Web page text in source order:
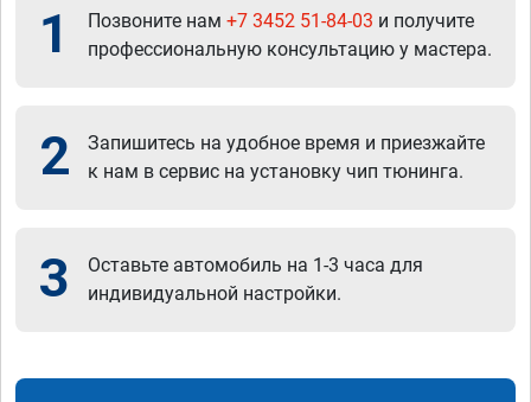
1 Позвоните нам +7 3452 51-84-03 и получите
профессиональную консультацию у мастера.
2
Запишитесь на удобное время и приезжайте
к нам в сервис на установку чип тюнинга.
3
Оставьте автомобиль на 1-3 часа для
индивидуальной настройки.